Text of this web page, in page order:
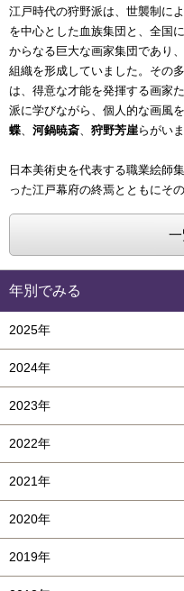
江戸時代の狩野派は、世襲制に
を中心とした血族集団と、全国
からなる巨大な画家集団であり
組織を形成していました。その
は、得意な才能を発揮する画家
派に学びながら、個人的な画風
蝶、 河鍋暁斎、 狩野芳崖らがいま
日本美術史を代表する職業絵師
った江戸幕府の終焉とともにそ
年別でみる
2025年
2024年
2023年
2022年
2021年
2020年
2019年